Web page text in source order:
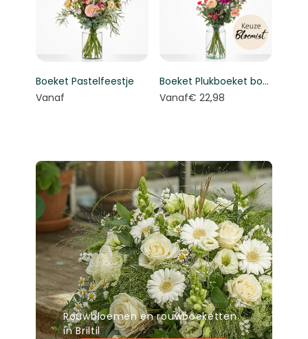
Boeket Pastelfeestje
Vanaf
Boeket Plukboeket bont - Keuze bloemist
Vanaf€ 22,98
Rouwbloemen en rouwboeketten
in Briltil